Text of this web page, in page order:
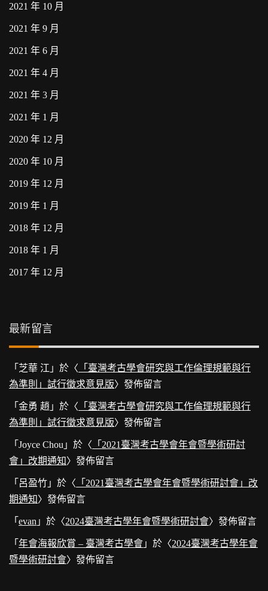
2021 年 10 月
2021 年 9 月
2021 年 6 月
2021 年 4 月
2021 年 3 月
2021 年 1 月
2020 年 12 月
2020 年 10 月
2019 年 12 月
2019 年 1 月
2018 年 12 月
2018 年 1 月
2017 年 12 月
最新留言
「 芝華 江 」於〈 「臺灣考古學會研究與工作倫理規範與行
為準則」試行徵求意見版〉發佈留言
「 金勇 趙 」於〈 「臺灣考古學會研究與工作倫理規範與行
為準則」試行徵求意見版〉發佈留言
「 Joyce Chou 」於〈 「2021臺灣考古學會年會暨學術研討
會」改期通知〉發佈留言
「 呂盈竹 」於〈 「2021臺灣考古學會年會暨學術研討會」改
期通知〉發佈留言
「 evan 」於〈2024臺灣考古學年會暨學術研討會〉發佈留言
「 年會海報欣賞 – 臺灣考古學會 」於〈2024臺灣考古學年會
暨學術研討會〉發佈留言